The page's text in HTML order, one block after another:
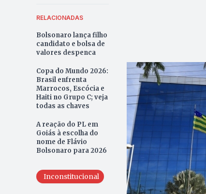
RELACIONADAS
Bolsonaro lança filho
candidato e bolsa de
valores despenca
Copa do Mundo 2026:
Brasil enfrenta
Marrocos, Escócia e
Haiti no Grupo C; veja
todas as chaves
A reação do PL em
Goiás à escolha do
nome de Flávio
Bolsonaro para 2026
Inconstitucional